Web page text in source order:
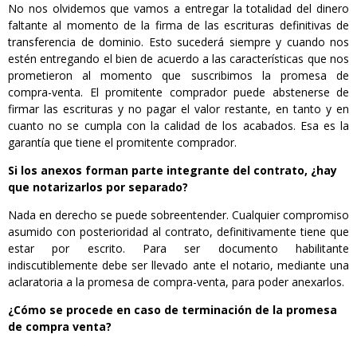
No nos olvidemos que vamos a entregar la totalidad del dinero
faltante al momento de la firma de las escrituras definitivas de
transferencia de dominio. Esto sucederá siempre y cuando nos
estén entregando el bien de acuerdo a las características que nos
prometieron al momento que suscribimos la promesa de
compra-venta. El promitente comprador puede abstenerse de
firmar las escrituras y no pagar el valor restante, en tanto y en
cuanto no se cumpla con la calidad de los acabados. Esa es la
garantía que tiene el promitente comprador.
Si los anexos forman parte integrante del contrato, ¿hay
que notarizarlos por separado?
Nada en derecho se puede sobreentender. Cualquier compromiso
asumido con posterioridad al contrato, definitivamente tiene que
estar por escrito. Para ser documento habilitante
indiscutiblemente debe ser llevado ante el notario, mediante una
aclaratoria a la promesa de compra-venta, para poder anexarlos.
¿Cómo se procede en caso de terminación de la promesa
de compra venta?